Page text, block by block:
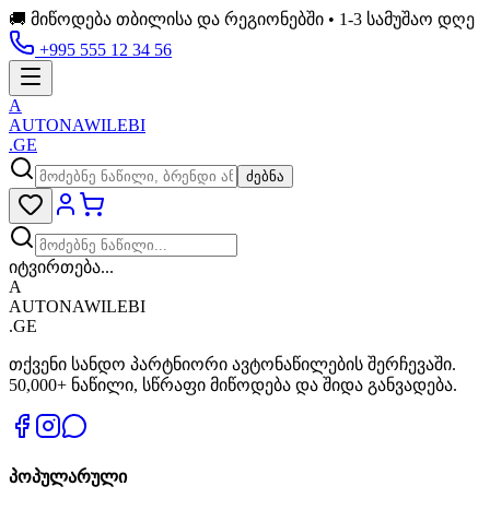
🚚 მიწოდება თბილისა და რეგიონებში • 1-3 სამუშაო დღე
+995 555 12 34 56
A
AUTONAWILEBI
.GE
ძებნა
იტვირთება...
A
AUTONAWILEBI
.GE
თქვენი სანდო პარტნიორი ავტონაწილების შერჩევაში.
50,000+ ნაწილი, სწრაფი მიწოდება და შიდა განვადება.
პოპულარული